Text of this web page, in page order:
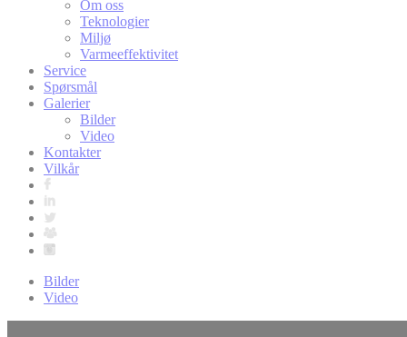
Om oss
Teknologier
Miljø
Varmeeffektivitet
Service
Spørsmål
Galerier
Bilder
Video
Kontakter
Vilkår
Bilder
Video